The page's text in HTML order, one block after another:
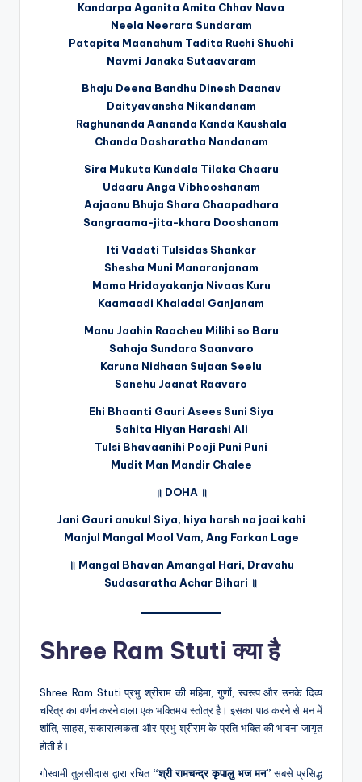
Kandarpa Aganita Amita Chhav Nava
Neela Neerara Sundaram
Patapita Maanahum Tadita Ruchi Shuchi
Navmi Janaka Sutaavaram
Bhaju Deena Bandhu Dinesh Daanav
Daityavansha Nikandanam
Raghunanda Aananda Kanda Kaushala
Chanda Dasharatha Nandanam
Sira Mukuta Kundala Tilaka Chaaru
Udaaru Anga Vibhooshanam
Aajaanu Bhuja Shara Chaapadhara
Sangraama-jita-khara Dooshanam
Iti Vadati Tulsidas Shankar
Shesha Muni Manaranjanam
Mama Hridayakanja Nivaas Kuru
Kaamaadi Khaladal Ganjanam
Manu Jaahin Raacheu Milihi so Baru
Sahaja Sundara Saanvaro
Karuna Nidhaan Sujaan Seelu
Sanehu Jaanat Raavaro
Ehi Bhaanti Gauri Asees Suni Siya
Sahita Hiyan Harashi Ali
Tulsi Bhavaanihi Pooji Puni Puni
Mudit Man Mandir Chalee
॥ DOHA ॥
Jani Gauri anukul Siya, hiya harsh na jaai kahi
Manjul Mangal Mool Vam, Ang Farkan Lage
॥ Mangal Bhavan Amangal Hari, Dravahu
Sudasaratha Achar Bihari ॥
Shree Ram Stutiक्या है
Shree Ram Stuti प्रभु श्रीराम की महिमा, गुणों, स्वरूप और उनके दिव्य
चरित्र का वर्णन करने वाला एक भक्तिमय स्तोत्र है। इसका पाठ करने से मन में
शांति, साहस, सकारात्मकता और प्रभु श्रीराम के प्रति भक्ति की भावना जागृत
होती है।
गोस्वामी तुलसीदास द्वारा रचित “श्री रामचन्द्र कृपालु भज मन”सबसे प्रसिद्ध